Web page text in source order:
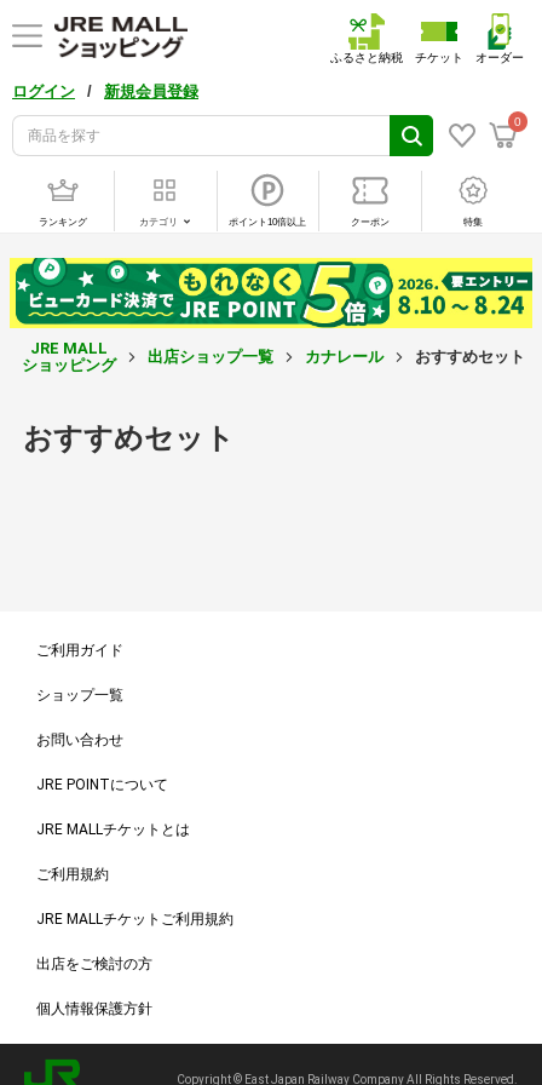
ログイン / 新規会員登録
0
ふるさと納税 チケット オーダー
ランキング カテゴリ ポイント10倍以上 クーポン 特集
JRE MALL
ショッピング
出店ショップ一覧 カナレール おすすめセット
おすすめセット
ご利用ガイド
ショップ一覧
お問い合わせ
JRE POINTについて
JRE MALLチケットとは
ご利用規約
JRE MALLチケットご利用規約
出店をご検討の方
個人情報保護方針
Copyright © East Japan Railway Company All Rights Reserved.